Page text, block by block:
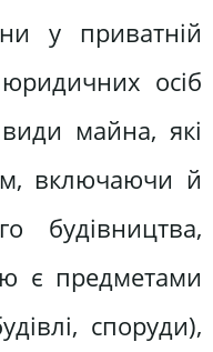
у приватній
осіб
майна, які
включаючи й
будівництва,
є предметами
споруди),